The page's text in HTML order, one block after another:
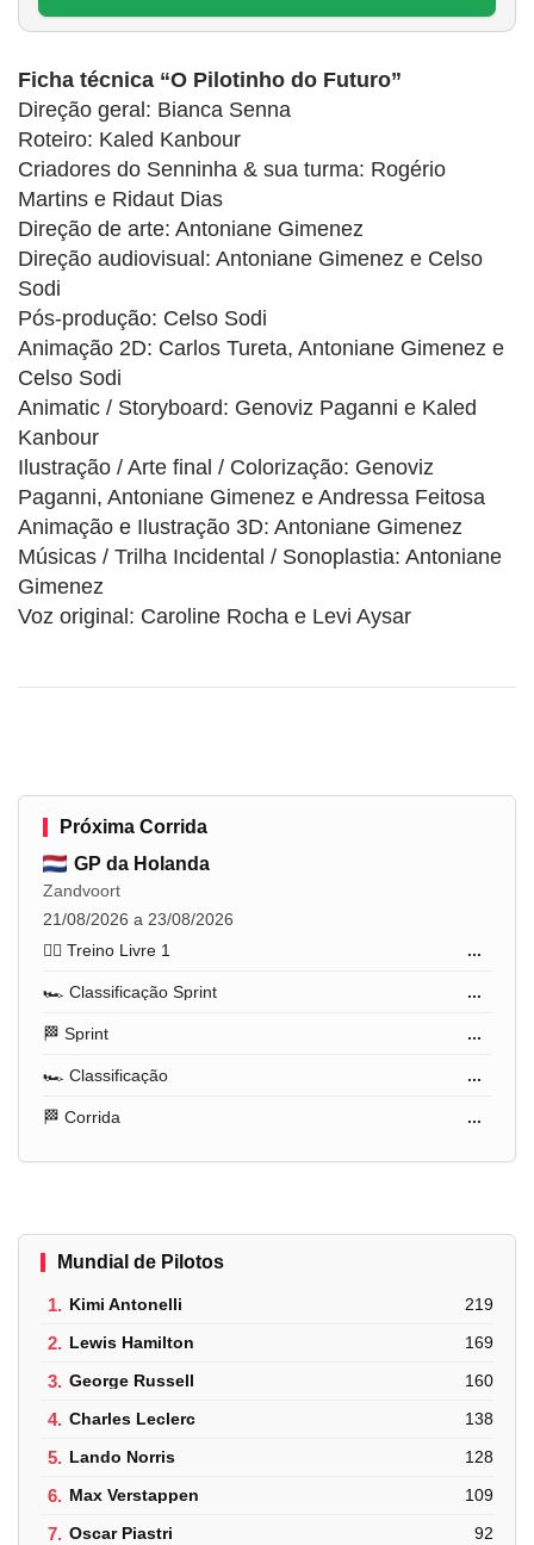
Ficha técnica “O Pilotinho do Futuro”
Direção geral: Bianca Senna
Roteiro: Kaled Kanbour
Criadores do Senninha & sua turma: Rogério
Martins e Ridaut Dias
Direção de arte: Antoniane Gimenez
Direção audiovisual: Antoniane Gimenez e Celso
Sodi
Pós-produção: Celso Sodi
Animação 2D: Carlos Tureta, Antoniane Gimenez e
Celso Sodi
Animatic / Storyboard: Genoviz Paganni e Kaled
Kanbour
Ilustração / Arte final / Colorização: Genoviz
Paganni, Antoniane Gimenez e Andressa Feitosa
Animação e Ilustração 3D: Antoniane Gimenez
Músicas / Trilha Incidental / Sonoplastia: Antoniane
Gimenez
Voz original: Caroline Rocha e Levi Aysar
Próxima Corrida
GP da Holanda
Zandvoort
21/08/2026 a 23/08/2026
🏋️‍♂️ Treino Livre 1
...
🏎️ Classificação Sprint ...
🏁 Sprint ...
🏎️ Classificação ...
🏁 Corrida ...
Mundial de Pilotos
1. Kimi Antonelli 219
2. Lewis Hamilton 169
3. George Russell 160
4. Charles Leclerc 138
5. Lando Norris 128
6. Max Verstappen 109
7. Oscar Piastri 92